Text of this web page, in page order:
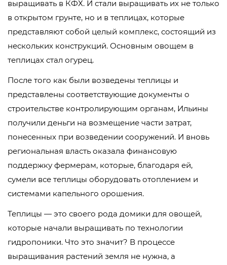
выращивать в КФХ. И стали выращивать их не только
в открытом грунте, но и в теплицах, которые
представляют собой целый комплекс, состоящий из
нескольких конструкций. Основным овощем в
теплицах стал огурец.
После того как были возведены теплицы и
представлены соответствующие документы о
строительстве контролирующим органам, Ильины
получили деньги на возмещение части затрат,
понесенных при возведении сооружений. И вновь
региональная власть оказала финансовую
поддержку фермерам, которые, благодаря ей,
сумели все теплицы оборудовать отоплением и
системами капельного орошения.
Теплицы — это своего рода домики для овощей,
которые начали выращивать по технологии
гидропоники. Что это значит? В процессе
выращивания растений земля не нужна, а